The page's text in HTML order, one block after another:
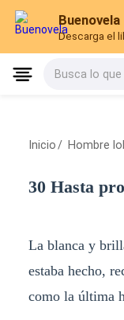
Buenovela
Descarga el
Busca lo
Inicio / Hombre
30 Hasta
La blanca y
estaba hecho,
como la última